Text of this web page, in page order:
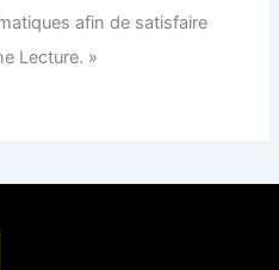
afin de satisfaire
Lecture. »